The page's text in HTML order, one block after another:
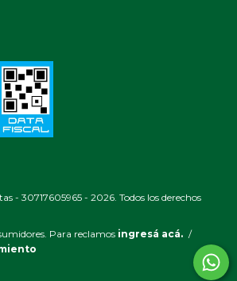
- 30717605965 - 2026. Todos los derechos
Para reclamos ingresá acá. /